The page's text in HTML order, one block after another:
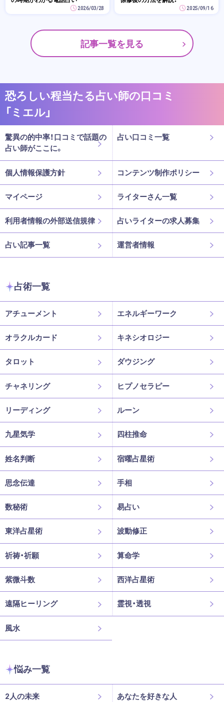
2026/03/28 2025/09/16
記事一覧を見る
恐ろしい程当たる占い師の口コミ
「ミエル」
驚異の的中率！口コミで話題の
占い師がここに。
占い口コミ一覧
個人情報保護方針 コンテンツ制作ポリシー
マイページ ライターさん一覧
利用者情報の外部送信規律 占いライターの求人募集
占い記事一覧 運営者情報
占術一覧
アチューメント エネルギーワーク
オラクルカード キネシオロジー
タロット ダウジング
チャネリング ヒプノセラピー
リーディング ルーン
九星気学 四柱推命
姓名判断 宿曜占星術
思念伝達 手相
数秘術 易占い
東洋占星術 波動修正
祈祷・祈願 算命学
紫微斗数 西洋占星術
遠隔ヒーリング 霊視・透視
風水
悩み一覧
2人の未来 あなたを好きな人